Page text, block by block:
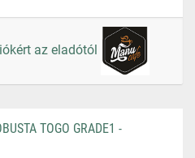
az eladótól
TOGO GRADE1 -